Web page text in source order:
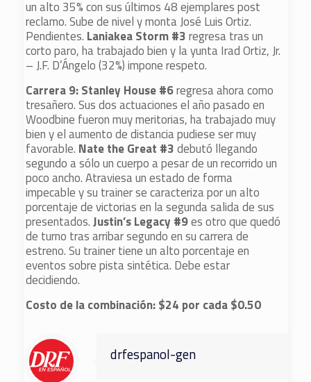
un alto 35% con sus últimos 48 ejemplares post
reclamo. Sube de nivel y monta José Luis Ortiz.
Pendientes. Laniakea Storm #3regresa tras un
corto paro, ha trabajado bien y la yunta Irad Ortiz, Jr.
– J.F. D’Ángelo (32%) impone respeto.
Carrera 9: Stanley House #6regresa ahora como
tresañero. Sus dos actuaciones el año pasado en
Woodbine fueron muy meritorias, ha trabajado muy
bien y el aumento de distancia pudiese ser muy
favorable. Nate the Great #3debutó llegando
segundo a sólo un cuerpo a pesar de un recorrido un
poco ancho. Atraviesa un estado de forma
impecable y su trainer se caracteriza por un alto
porcentaje de victorias en la segunda salida de sus
presentados.Justin’s Legacy #9es otro que quedó
de turno tras arribar segundo en su carrera de
estreno. Su trainer tiene un alto porcentaje en
eventos sobre pista sintética. Debe estar
decidiendo.
Costo de la combinación: $24 por cada $0.50
drfespanol-gen